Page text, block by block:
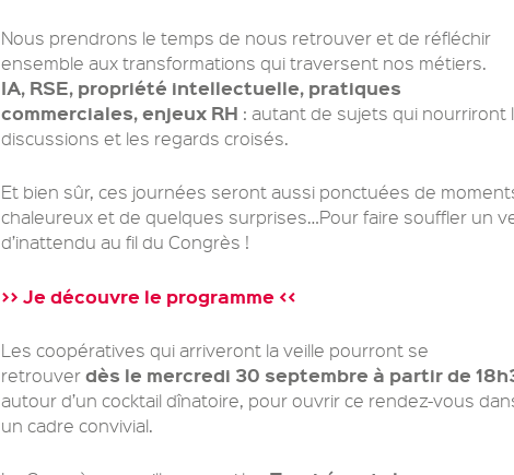
Nous prendrons le temps de nous retrouver et de réfléchir
ensemble aux transformations qui traversent nos métiers.
IA, RSE, propriété intellectuelle, pratiques
commerciales, enjeux RH : autant de sujets qui nourriront
discussions et les regards croisés.
Et bien sûr, ces journées seront aussi ponctuées de
chaleureux et de quelques surprises…Pour faire souffler un
d’inattendu au fil du Congrès !
>> Je découvre le programme <<
Les coopératives qui arriveront la veille pourront se
retrouverdès le mercredi 30 septembre à partir de
autour d’un cocktail dînatoire, pour ouvrir ce rendez-vous
un cadre convivial.